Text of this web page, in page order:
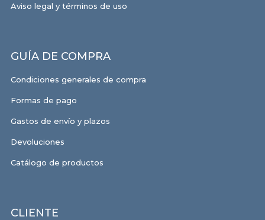
Aviso legal y términos de uso
GUÍA DE COMPRA
Condiciones generales de compra
Formas de pago
Gastos de envío y plazos
Devoluciones
Catálogo de productos
CLIENTE